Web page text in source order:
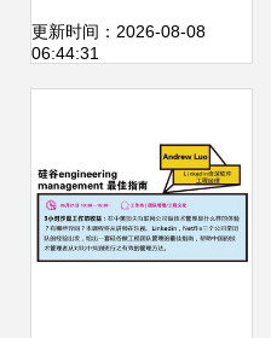
厂外的时代画面
更新时间：2026-08-08
06:44:31